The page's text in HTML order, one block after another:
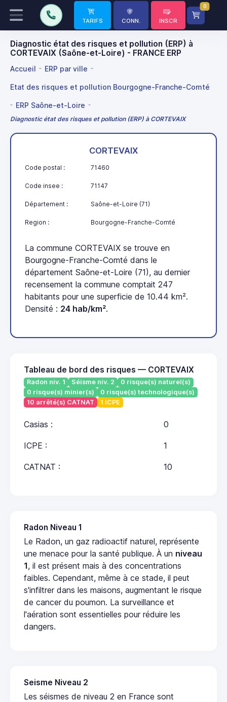
TARIFS CONN. INSCR
0
Diagnostic état des risques et pollution (ERP) à
CORTEVAIX (Saône-et-Loire) - FRANCE ERP
Accueil ERP par ville
Etat des risques et pollution Bourgogne-Franche-Comté
ERP Saône-et-Loire
Diagnostic état des risques et pollution (ERP) à CORTEVAIX
CORTEVAIX
Code postal : 71460
Code insee : 71147
Département : Saône-et-Loire (71)
Region : Bourgogne-Franche-Comté
La commune CORTEVAIX se trouve en
Bourgogne-Franche-Comté dans le
département Saône-et-Loire (71), au dernier
recensement la commune comptait 247
habitants pour une superficie de 10.44 km².
Densité : 24 hab/km².
Tableau de bord des risques — CORTEVAIX
Radon niv. 1 Séisme niv. 2
0 risque(s) naturel(s)
0 risque(s) minier(s)
0 risque(s) technologique(s)
10 arrêté(s) CATNAT
1 ICPE
Casias : 0
ICPE : 1
CATNAT : 10
Radon Niveau 1
Le Radon, un gaz radioactif naturel, représente
une menace pour la santé publique. À un niveau
1, il est présent mais à des concentrations
faibles. Cependant, même à ce stade, il peut
s'infiltrer dans les maisons, augmentant le risque
de cancer du poumon. La surveillance et
l'aération sont essentielles pour réduire les
dangers.
Seisme Niveau 2
Les séismes de niveau 2 en France sont